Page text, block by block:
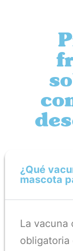
¿Qué
mascota
La vacuna
obligatoria